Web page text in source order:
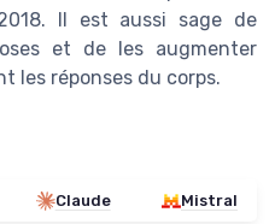
Il est aussi sage de
et de les augmenter
les réponses du corps.
Claude Mistral